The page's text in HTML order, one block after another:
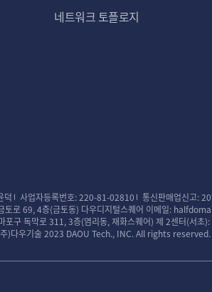
네트워크 토플로지
덕 사업자등록번호: 220-81-02810
통신판매업신고:
토로 69, 4층(금토동) 다우디지털스퀘어 이메일:
포구 독막로 311, 3층(염리동, 재화스퀘어) 제 2센터(서초
)다우기술2023 DAOU Tech., INC. All rights reserved.